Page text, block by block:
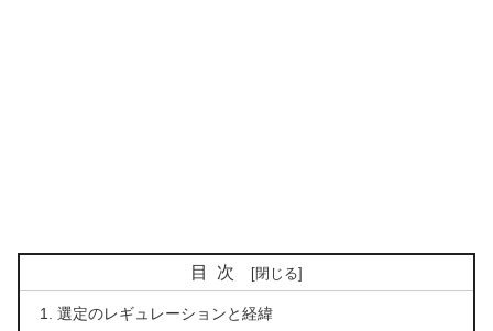
目次
選定のレギュレーションと経緯